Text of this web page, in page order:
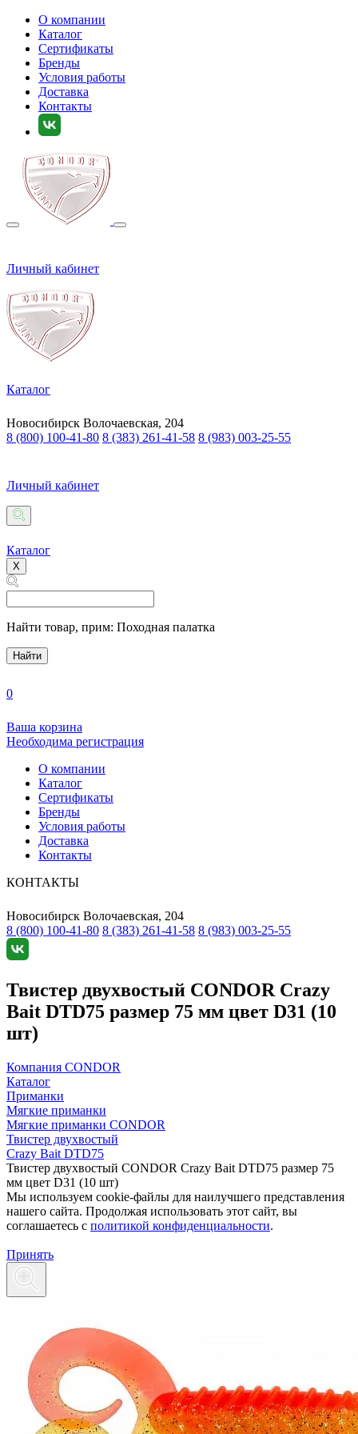
О компании
Каталог
Сертификаты
Бренды
Условия работы
Доставка
Контакты
Личный кабинет
Каталог
Новосибирск Волочаевская, 204
8 (800) 100-41-80 8 (383) 261-41-58 8 (983) 003-25-55
Личный кабинет
Каталог
X
Найти товар, прим: Походная палатка
Найти
0
Ваша корзина
Необходима регистрация
О компании
Каталог
Сертификаты
Бренды
Условия работы
Доставка
Контакты
КОНТАКТЫ
Новосибирск Волочаевская, 204
8 (800) 100-41-80 8 (383) 261-41-58 8 (983) 003-25-55
Твистер двухвостый CONDOR Crazy
Bait DTD75 размер 75 мм цвет D31 (10
шт)
Компания CONDOR
Каталог
Приманки
Мягкие приманки
Мягкие приманки CONDOR
Твистер двухвостый
Crazy Bait DTD75
Твистер двухвостый CONDOR Crazy Bait DTD75 размер 75
мм цвет D31 (10 шт)
Мы используем cookie-файлы для наилучшего представления
нашего сайта. Продолжая использовать этот сайт, вы
соглашаетесь c политикой конфиденциальности.
Принять